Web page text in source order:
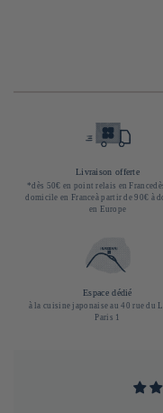
Livraison offerte
*dès 50€ en point relais en
domicile en Franceà partir de 90€ à
en Europe
Espace dédié
à la cuisine japonaise au 40 rue du
Paris 1